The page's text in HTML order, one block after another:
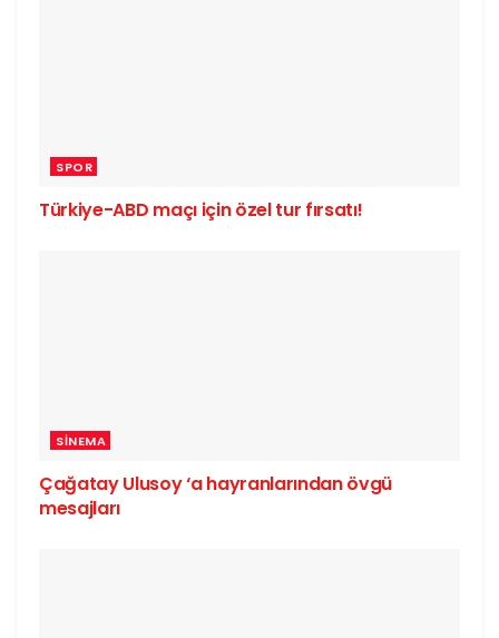
SPOR
Türkiye-ABD maçı için özel tur fırsatı!
SINEMA
Çağatay Ulusoy ‘a hayranlarından övgü
mesajları